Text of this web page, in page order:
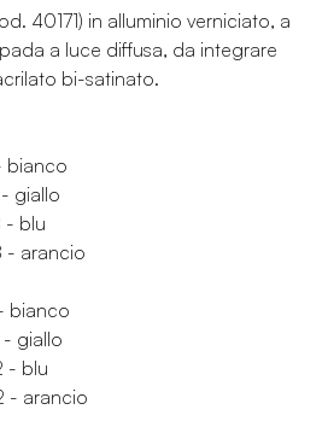
40171) in alluminio verniciato, a
a luce diffusa, da integrare
bi-satinato.
bianco
giallo
- blu
- arancio
bianco
- giallo
- blu
- arancio